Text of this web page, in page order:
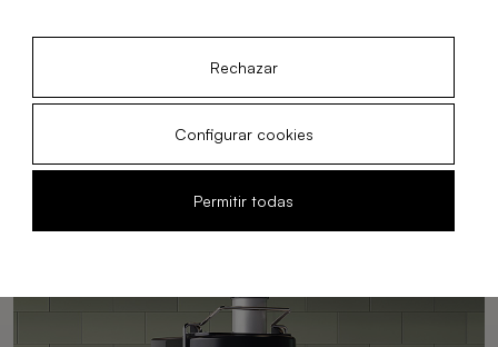
negocio
En Zummo queremos ayudarte a elegir el exprimidor de
naranjas industrial más pequeño y compacto que ayude
a tu negocio a optimizar espacios sacando el máximo
23 Jul, 2025
Rechazar
Configurar cookies
Permitir todas